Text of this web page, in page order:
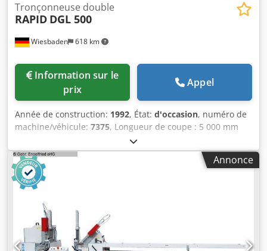
Wiesbaden 618 km
Tronçonneuse double
RAPID DGL 500
prix
Appel
Année de construction: 1992, État: d'occasion, numéro de
machine/véhicule: 7375, Longueur de coupe : 5 000 mm
Diamètre de la lame de scie : selon les besoins, de 420 à
500 mm Encombrement : 6 400 x 1 400 x 1 700 mm Poids :
environ 1 600 kg Dcsdpfsz E Snsx Abxek
Annonce